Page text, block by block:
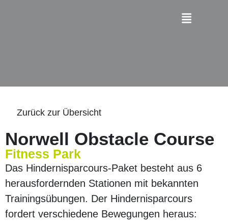
Zurück zur Übersicht
Norwell Obstacle Course
Fitness Park
Das Hindernisparcours-Paket besteht aus 6
herausfordernden Stationen mit bekannten
Trainingsübungen. Der Hindernisparcours
fordert verschiedene Bewegungen heraus: